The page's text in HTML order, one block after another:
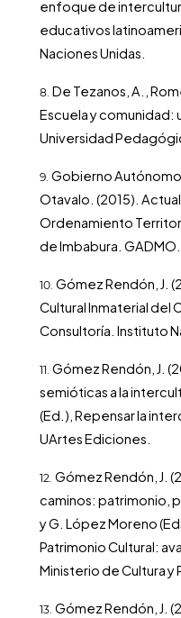
enfoque de
educativos
Naciones Unidas.
De Tezanos, A.,
Escuela y comunidad:
Universidad
Gobierno
Otavalo. (2015).
Ordenamiento
de Imbabura. GADMO.
Gómez Rendón, J.
Cultural Inmaterial del
Consultoría. Instituto
Gómez Rendón, J.
semióticas a la
(Ed.), Repensar la
UArtes Ediciones.
Gómez Rendón, J.
caminos: patrimonio,
y G. López Moreno
Patrimonio Cultural:
Ministerio de Cultura y
Gómez Rendón, J.